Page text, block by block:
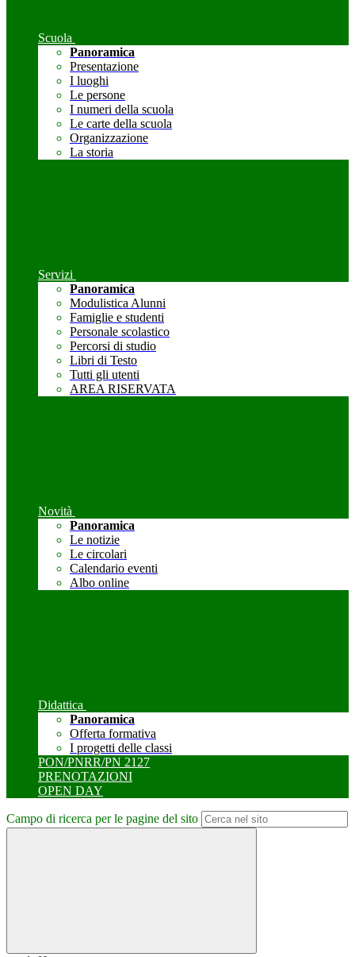
Scuola
Panoramica
Presentazione
I luoghi
Le persone
I numeri della scuola
Le carte della scuola
Organizzazione
La storia
Servizi
Panoramica
Modulistica Alunni
Famiglie e studenti
Personale scolastico
Percorsi di studio
Libri di Testo
Tutti gli utenti
AREA RISERVATA
Novità
Panoramica
Le notizie
Le circolari
Calendario eventi
Albo online
Didattica
Panoramica
Offerta formativa
I progetti delle classi
PON/PNRR/PN 2127
PRENOTAZIONI
OPEN DAY
Campo di ricerca per le pagine del sito